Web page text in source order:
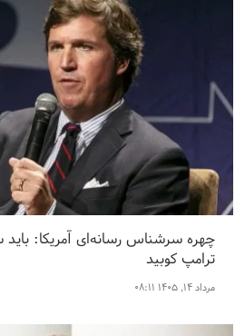
چهره سرشناس رسانه‌ای آمریکا:
ترامپ کوبید
مرداد ۱۴, ۱۴۰۵ ۰۸:۱۱